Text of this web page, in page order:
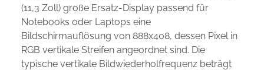
(11,3 Zoll) große Ersatz-Display passend für
Notebooks oder Laptops eine
Bildschirmauflösung von 888x408, dessen Pixel in
RGB vertikale Streifen angeordnet sind. Die
typische vertikale Bildwiederholfrequenz beträgt